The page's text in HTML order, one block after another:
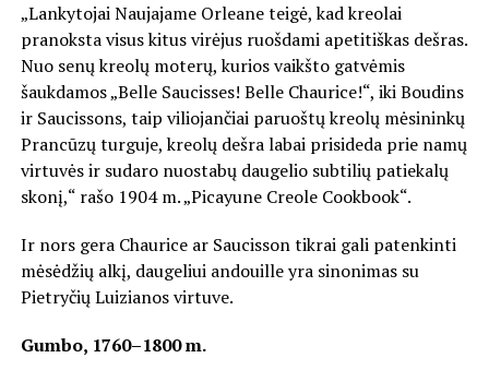
„Lankytojai Naujajame Orleane teigė, kad kreolai
pranoksta visus kitus virėjus ruošdami apetitiškas dešras.
Nuo senų kreolų moterų, kurios vaikšto gatvėmis
šaukdamos „Belle Saucisses! Belle Chaurice!“, iki Boudins
ir Saucissons, taip viliojančiai paruoštų kreolų mėsininkų
Prancūzų turguje, kreolų dešra labai prisideda prie namų
virtuvės ir sudaro nuostabų daugelio subtilių patiekalų
skonį,“ rašo 1904 m. „Picayune Creole Cookbook“.
Ir nors gera Chaurice ar Saucisson tikrai gali patenkinti
mėsėdžių alkį, daugeliui andouille yra sinonimas su
Pietryčių Luizianos virtuve.
Gumbo, 1760–1800 m.